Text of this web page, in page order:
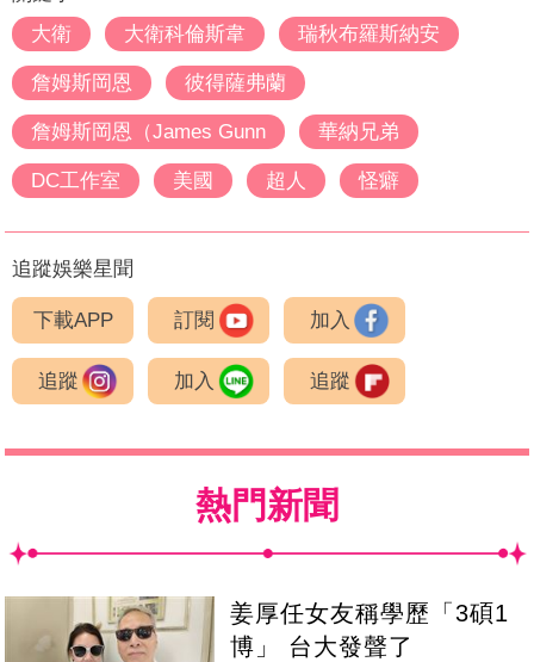
大衛
大衛科倫斯韋 瑞秋布羅斯納安
詹姆斯岡恩 彼得薩弗蘭
詹姆斯岡恩（James Gunn 華納兄弟
DC工作室 美國 超人 怪癖
追蹤娛樂星聞
下載APP 訂閱 加入
追蹤 加入 追蹤
熱門新聞
姜厚任女友稱學歷「3碩1
博」 台大發聲了